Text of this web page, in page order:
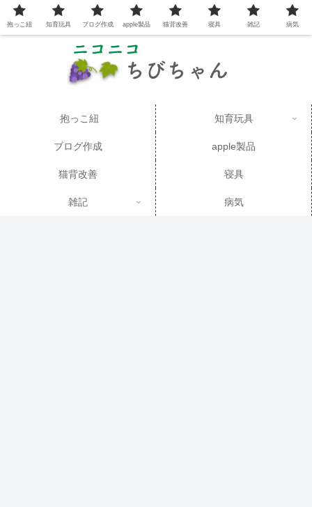
抱っこ紐 知育玩具
ブログ作成 apple製品
猫背改善 寝具
雑記 病気
抱っこ紐 知育玩具 ブログ作成 apple製品 猫背改善 寝具 雑記 病気